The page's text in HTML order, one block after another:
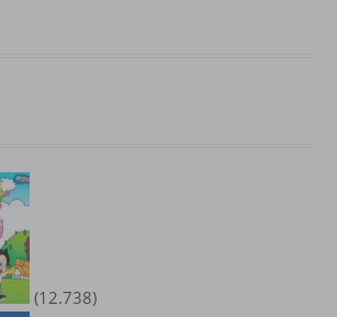
(12.738)